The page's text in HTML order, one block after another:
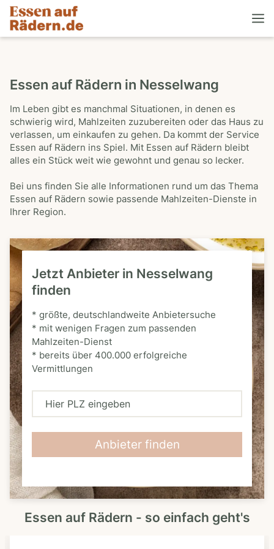
Essen auf Rädern in Nesselwang
Im Leben gibt es manchmal Situationen, in denen es
schwierig wird, Mahlzeiten zuzubereiten oder das Haus zu
verlassen, um einkaufen zu gehen. Da kommt der Service
Essen auf Rädern ins Spiel. Mit Essen auf Rädern bleibt
alles ein Stück weit wie gewohnt und genau so lecker.
Bei uns finden Sie alle Informationen rund um das Thema
Essen auf Rädern sowie passende Mahlzeiten-Dienste in
Ihrer Region.
Jetzt Anbieter in Nesselwang
finden
* größte, deutschlandweite Anbietersuche
* mit wenigen Fragen zum passenden
Mahlzeiten-Dienst
* bereits über 400.000 erfolgreiche
Vermittlungen
H
L
Z
Anbieter finden
Essen auf Rädern - so einfach geht's